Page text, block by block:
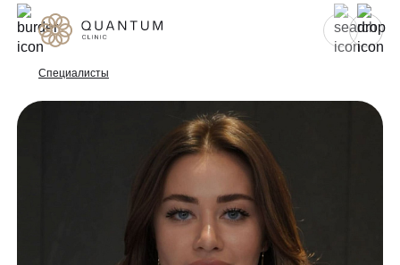
Для женщин
Консультативный приём
Инъекционная косметология
Аппаратная косметология
Эстетическая косметология
Специалисты